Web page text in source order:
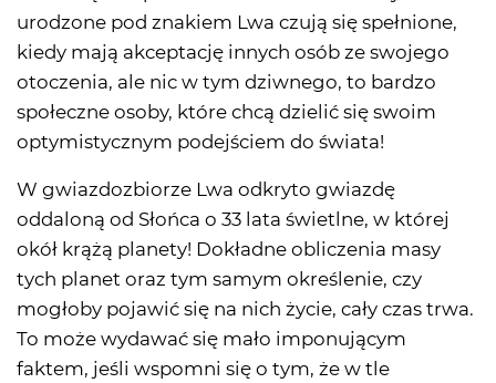
urodzone pod znakiem Lwa czują się spełnione,
kiedy mają akceptację innych osób ze swojego
otoczenia, ale nic w tym dziwnego, to bardzo
społeczne osoby, które chcą dzielić się swoim
optymistycznym podejściem do świata!
W gwiazdozbiorze Lwa odkryto gwiazdę
oddaloną od Słońca o 33 lata świetlne, w której
okół krążą planety! Dokładne obliczenia masy
tych planet oraz tym samym określenie, czy
mogłoby pojawić się na nich życie, cały czas trwa.
To może wydawać się mało imponującym
faktem, jeśli wspomni się o tym, że w tle